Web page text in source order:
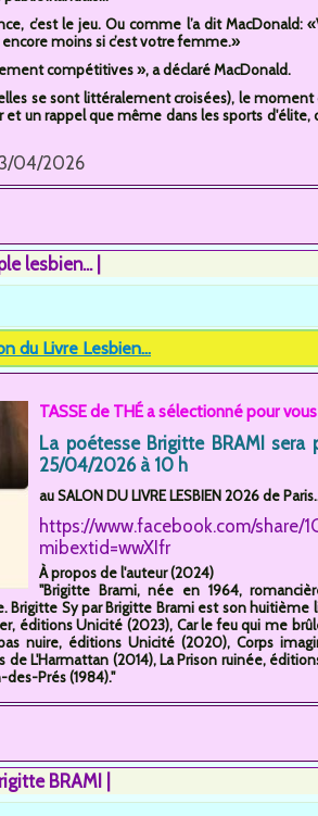
c’est le jeu. Ou comme l’a dit MacDonald:
moins si c’est votre femme.»
compétitives », a déclaré MacDonald.
se sont littéralement croisées), le
et un rappel que même dans les sports d'élite,
04/2026
lesbien...
du Livre Lesbien...
TASSE de THÉ a sélectionné pour
La poétesse Brigitte BRAMI sera
25/04/2026 à 10 h
au SALON DU LIVRE LESBIEN 2026 de
https://www.facebook.com/share/
mibextid=wwXIfr
À propos de l'auteur (2024)
"Brigitte Brami, née en 1964,
Brigitte Sy par Brigitte Brami est son
éditions Unicité (2023), Car le feu qui me
nuire, éditions Unicité (2020), Corps
L'Harmattan (2014), La Prison ruinée,
Prés (1984)."
BRAMI